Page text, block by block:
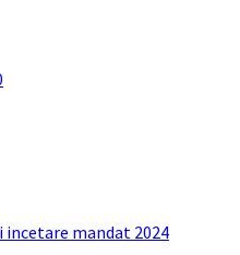
incetare mandat 2024